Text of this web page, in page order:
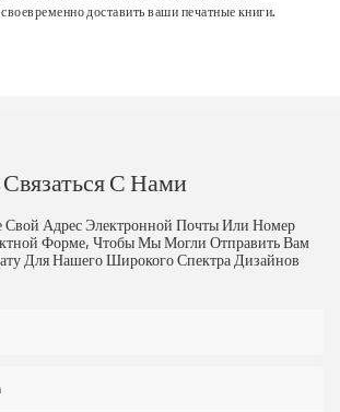
доставить ваши печатные книги.
Связаться С Нами
Свой Адрес Электронной Почты Или Номер
Форме, Чтобы Мы Могли Отправить Вам
Для Нашего Широкого Спектра Дизайнов